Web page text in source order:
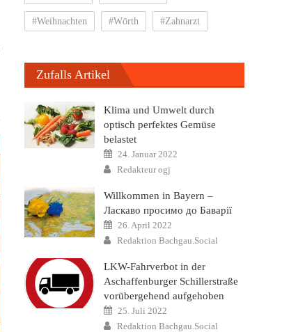
#Weihnachten #Wörth #Zahnarzt
Zufalls Artikel
Klima und Umwelt durch
optisch perfektes Gemüse
belastet
Posted
on
24. Januar 2022
Author
Redakteur ogj
Willkommen in Bayern –
Ласкаво просимо до Баварії
Posted
on
26. April 2022
Author
Redaktion Bachgau.Social
LKW-Fahrverbot in der
Aschaffenburger Schillerstraße
vorübergehend aufgehoben
Posted
on
25. Juli 2022
Author
Redaktion Bachgau.Social